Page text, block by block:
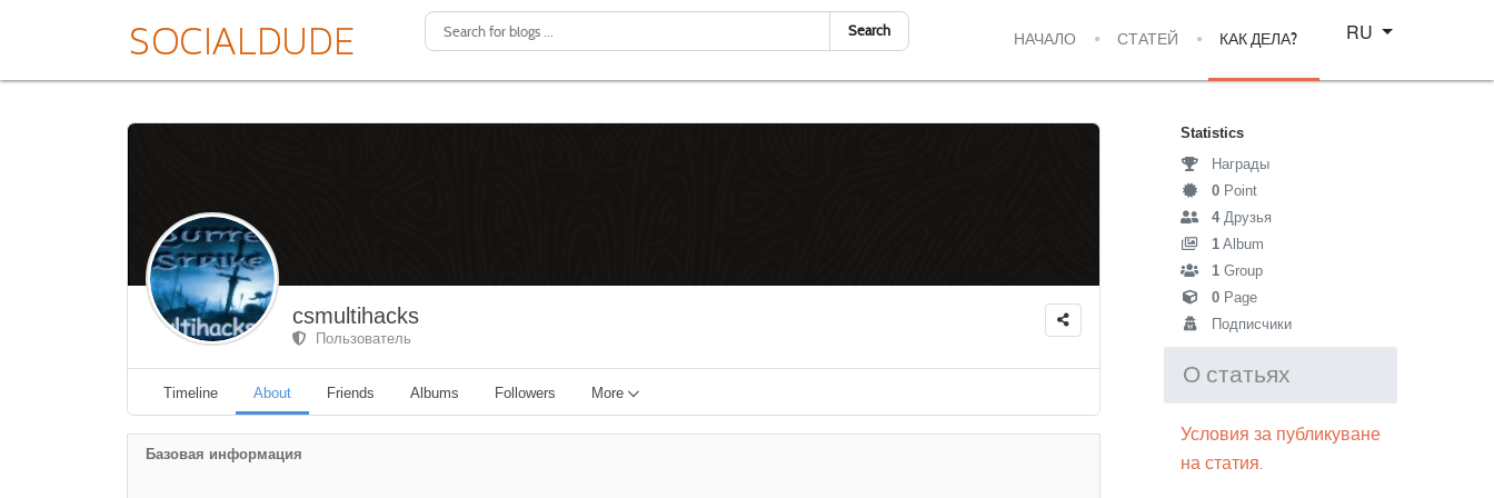
Search НАЧАЛО СТАТЕЙ КАК ДЕЛА?
Select your language
RU
csmultihacks
Пользователь
Timeline About Friends Albums Followers More
Базовая информация
Statistics
Награды
0 Point
4 Друзья
1 Album
1 Group
0 Page
Подписчики
О статьях
Условия за публикуване
на статия.